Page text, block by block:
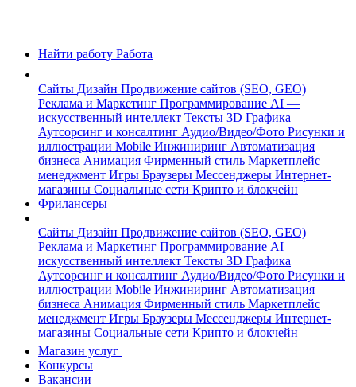
Найти работу Работа
Сайты Дизайн Продвижение сайтов (SEO, GEO)
Реклама и Маркетинг Программирование AI —
искусственный интеллект Тексты 3D Графика
Аутсорсинг и консалтинг Аудио/Видео/Фото Рисунки и
иллюстрации Mobile Инжиниринг Автоматизация
бизнеса Анимация Фирменный стиль Маркетплейс
менеджмент Игры Браузеры Мессенджеры Интернет-
магазины Социальные сети Крипто и блокчейн
Фрилансеры
Сайты Дизайн Продвижение сайтов (SEO, GEO)
Реклама и Маркетинг Программирование AI —
искусственный интеллект Тексты 3D Графика
Аутсорсинг и консалтинг Аудио/Видео/Фото Рисунки и
иллюстрации Mobile Инжиниринг Автоматизация
бизнеса Анимация Фирменный стиль Маркетплейс
менеджмент Игры Браузеры Мессенджеры Интернет-
магазины Социальные сети Крипто и блокчейн
Магазин услуг
Конкурсы
Вакансии